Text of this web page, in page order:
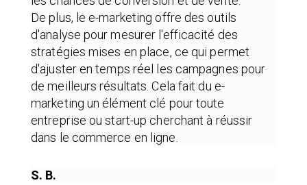
De plus, le e-marketing offre des outils
d'analyse pour mesurer l'efficacité des
stratégies mises en place, ce qui permet
d'ajuster en temps réel les campagnes pour
de meilleurs résultats. Cela fait du e-
marketing un élément clé pour toute
entreprise ou start-up cherchant à réussir
dans le commerce en ligne.
S. B.